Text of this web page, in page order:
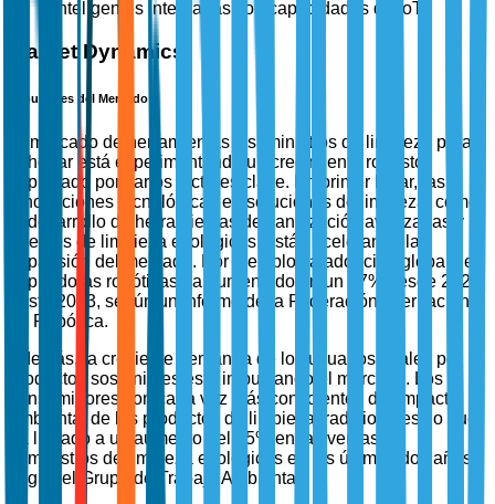
inteligentes integradas con capacidades de IoT.
Market Dynamics
Impulsores del Mercado
El mercado de herramientas y suministros de limpieza para
el hogar está experimentando un crecimiento robusto
impulsado por varios factores clave. En primer lugar, las
innovaciones tecnológicas en soluciones de limpieza, como
el desarrollo de herramientas de sanitización avanzadas y
agentes de limpieza ecológicos, están acelerando la
expansión del mercado. Por ejemplo, la adopción global de
aspiradoras robóticas ha aumentado en un 47% desde 2020
hasta 2023, según un informe de la Federación Internacional
de Robótica.
Además, la creciente demanda de los usuarios finales por
productos sostenibles está impulsando el mercado. Los
consumidores son cada vez más conscientes del impacto
ambiental de los productos de limpieza tradicionales, lo que
ha llevado a un aumento del 35% en las ventas de
suministros de limpieza ecológicos en los últimos dos años,
según el Grupo de Trabajo Ambiental.